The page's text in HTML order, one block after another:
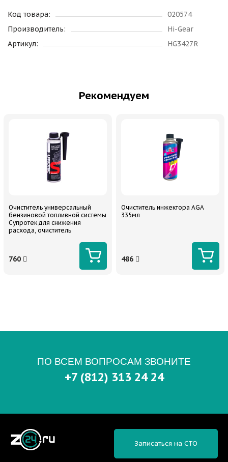
Код товара:
020574
Производитель:
Hi-Gear
Артикул:
HG3427R
Рекомендуем
Очиститель универсальный
бензиновой топливной системы
Супротек для снижения
расхода, очиститель
760
Очиститель инжектора AGA
335мл
486
ПО ВСЕМ ВОПРОСАМ ЗВОНИТЕ
+7 (812) 313 24 24
Записаться на СТО